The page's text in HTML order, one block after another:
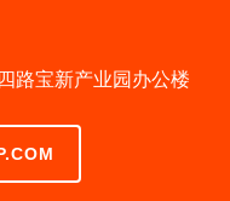
路宝新产业园办公楼